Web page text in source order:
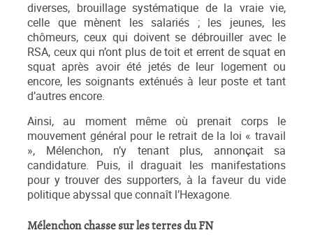
diverses, brouillage systématique de la vraie vie,
celle que mènent les salariés ; les jeunes, les
chômeurs, ceux qui doivent se débrouiller avec le
RSA, ceux qui n’ont plus de toit et errent de squat en
squat après avoir été jetés de leur logement ou
encore, les soignants exténués à leur poste et tant
d’autres encore.
Ainsi, au moment même où prenait corps le
mouvement général pour le retrait de la loi « travail
», Mélenchon, n’y tenant plus, annonçait sa
candidature. Puis, il draguait les manifestations
pour y trouver des supporters, à la faveur du vide
politique abyssal que connaît l’Hexagone.
Mélenchon chasse sur les terres du FN